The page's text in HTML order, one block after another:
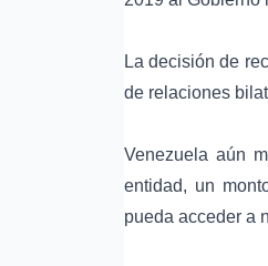
La decisión de
de relaciones
Venezuela aún
entidad, un
pueda acceder a